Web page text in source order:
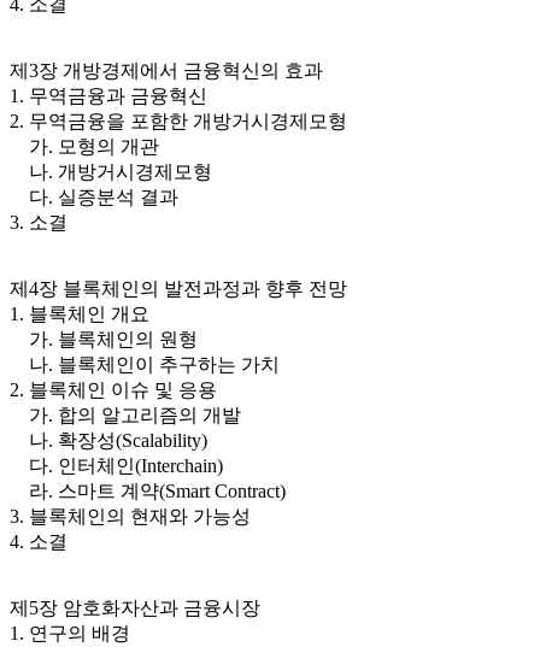
4. 소결
제3장 개방경제에서 금융혁신의 효과
1. 무역금융과 금융혁신
2. 무역금융을 포함한 개방거시경제모형
가. 모형의 개관
나. 개방거시경제모형
다. 실증분석 결과
3. 소결
제4장 블록체인의 발전과정과 향후 전망
1. 블록체인 개요
가. 블록체인의 원형
나. 블록체인이 추구하는 가치
2. 블록체인 이슈 및 응용
가. 합의 알고리즘의 개발
나. 확장성(Scalability)
다. 인터체인(Interchain)
라. 스마트 계약(Smart Contract)
3. 블록체인의 현재와 가능성
4. 소결
제5장 암호화자산과 금융시장
1. 연구의 배경